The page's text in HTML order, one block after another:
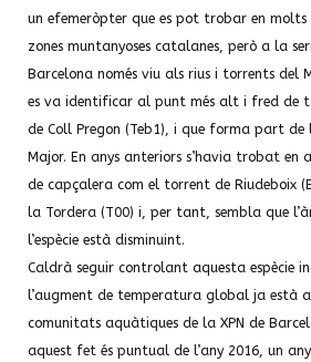
un efemeròpter que es pot trobar en molts
zones muntanyoses catalanes, però a la
Barcelona només viu als rius i torrents del
es va identificar al punt més alt i fred de
de Coll Pregon (Teb1), i que forma part
Major. En anys anteriors s’havia trobat en
de capçalera com el torrent de Riudeboix
la Tordera (T00) i, per tant, sembla que
l’espècie està disminuint.
Caldrà seguir controlant aquesta espècie
l’augment de temperatura global ja està
comunitats aquàtiques de la XPN de
aquest fet és puntual de l’any 2016, un